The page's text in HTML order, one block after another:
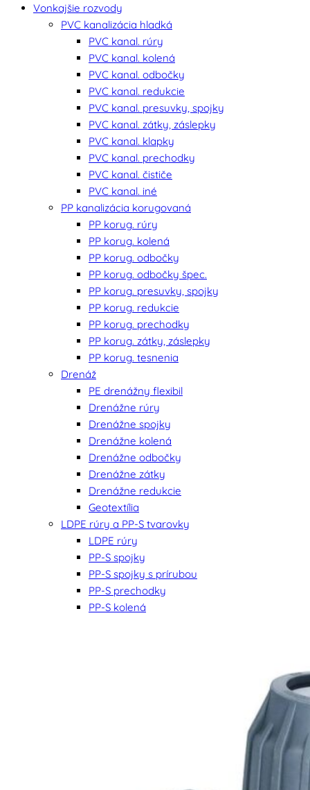
Vonkajšie rozvody
PVC kanalizácia hladká
PVC kanal. rúry
PVC kanal. kolená
PVC kanal. odbočky
PVC kanal. redukcie
PVC kanal. presuvky, spojky
PVC kanal. zátky, záslepky
PVC kanal. klapky
PVC kanal. prechodky
PVC kanal. čističe
PVC kanal. iné
PP kanalizácia korugovaná
PP korug. rúry
PP korug. kolená
PP korug. odbočky
PP korug. odbočky špec.
PP korug. presuvky, spojky
PP korug. redukcie
PP korug. prechodky
PP korug. zátky, záslepky
PP korug. tesnenia
Drenáž
PE drenážny flexibil
Drenážne rúry
Drenážne spojky
Drenážne kolená
Drenážne odbočky
Drenážne zátky
Drenážne redukcie
Geotextília
LDPE rúry a PP-S tvarovky
LDPE rúry
PP-S spojky
PP-S spojky s prírubou
PP-S prechodky
PP-S kolená